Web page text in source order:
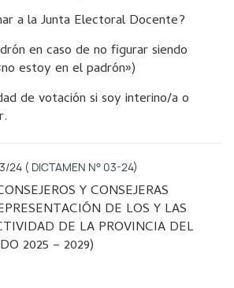
a la Junta Electoral Docente?
en caso de no figurar siendo
estoy en el padrón»)
de votación si soy interino/a o
24 ( DICTAMEN N° 03-24)
Y CONSEJERAS
DE LOS Y LAS
DE LA PROVINCIA DEL
2025 – 2029)